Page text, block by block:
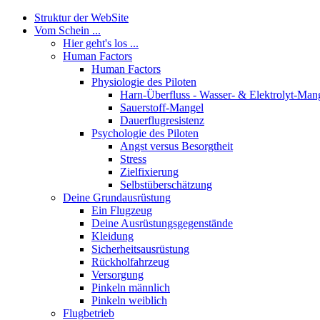
Struktur der WebSite
Vom Schein ...
Hier geht's los ...
Human Factors
Human Factors
Physiologie des Piloten
Harn-Überfluss - Wasser- & Elektrolyt-
Sauerstoff-Mangel
Dauerflugresistenz
Psychologie des Piloten
Angst versus Besorgtheit
Stress
Zielfixierung
Selbstüberschätzung
Deine Grundausrüstung
Ein Flugzeug
Deine Ausrüstungsgegenstände
Kleidung
Sicherheitsausrüstung
Rückholfahrzeug
Versorgung
Pinkeln männlich
Pinkeln weiblich
Flugbetrieb